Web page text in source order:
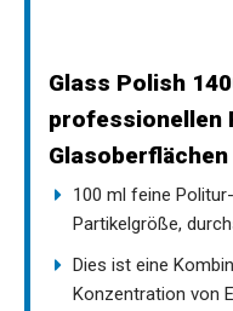
Glass Polish
professionellen
100 ml feine
Partikelgröße,
Dies ist eine
Konzentration von